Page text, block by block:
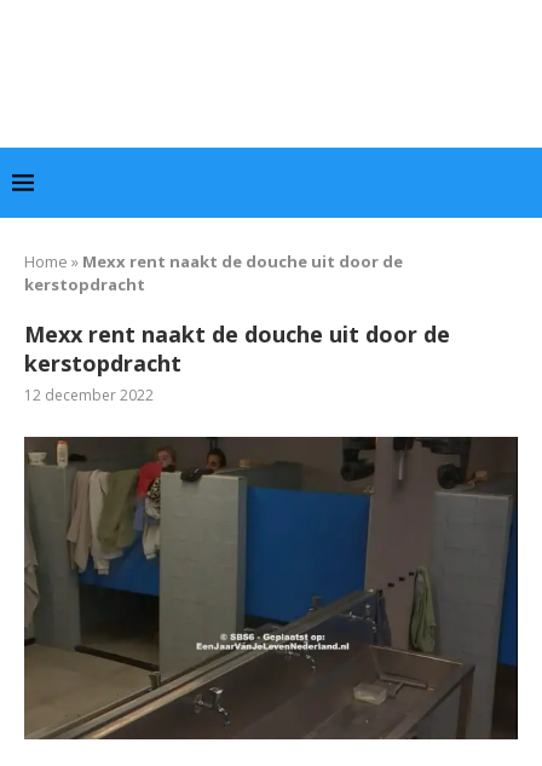
Home » Mexx rent naakt de douche uit door de
kerstopdracht
Mexx rent naakt de douche uit door de
kerstopdracht
12 december 2022